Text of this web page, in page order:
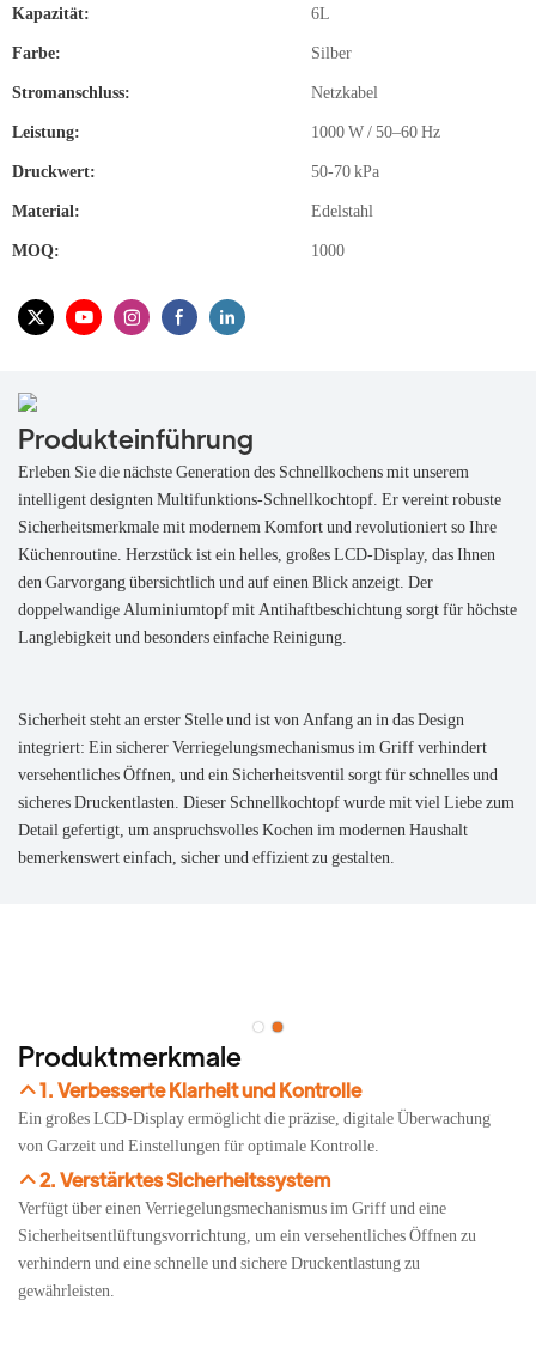
Kapazität: 6L
Farbe: Silber
Stromanschluss: Netzkabel
Leistung: 1000 W / 50–60 Hz
Druckwert: 50-70 kPa
Material: Edelstahl
MOQ: 1000
Produkteinführung
Erleben Sie die nächste Generation des Schnellkochens mit unserem
intelligent designten Multifunktions-Schnellkochtopf. Er vereint robuste
Sicherheitsmerkmale mit modernem Komfort und revolutioniert so Ihre
Küchenroutine. Herzstück ist ein helles, großes LCD-Display, das Ihnen
den Garvorgang übersichtlich und auf einen Blick anzeigt. Der
doppelwandige Aluminiumtopf mit Antihaftbeschichtung sorgt für höchste
Langlebigkeit und besonders einfache Reinigung.
Sicherheit steht an erster Stelle und ist von Anfang an in das Design
integriert: Ein sicherer Verriegelungsmechanismus im Griff verhindert
versehentliches Öffnen, und ein Sicherheitsventil sorgt für schnelles und
sicheres Druckentlasten. Dieser Schnellkochtopf wurde mit viel Liebe zum
Detail gefertigt, um anspruchsvolles Kochen im modernen Haushalt
bemerkenswert einfach, sicher und effizient zu gestalten.
Produktmerkmale
1. Verbesserte Klarheit und Kontrolle
Ein großes LCD-Display ermöglicht die präzise, ​​digitale Überwachung
von Garzeit und Einstellungen für optimale Kontrolle.
2. Verstärktes Sicherheitssystem
Verfügt über einen Verriegelungsmechanismus im Griff und eine
Sicherheitsentlüftungsvorrichtung, um ein versehentliches Öffnen zu
verhindern und eine schnelle und sichere Druckentlastung zu
gewährleisten.